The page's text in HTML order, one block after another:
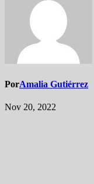
PorAmalia Gutiérrez
Nov 20, 2022